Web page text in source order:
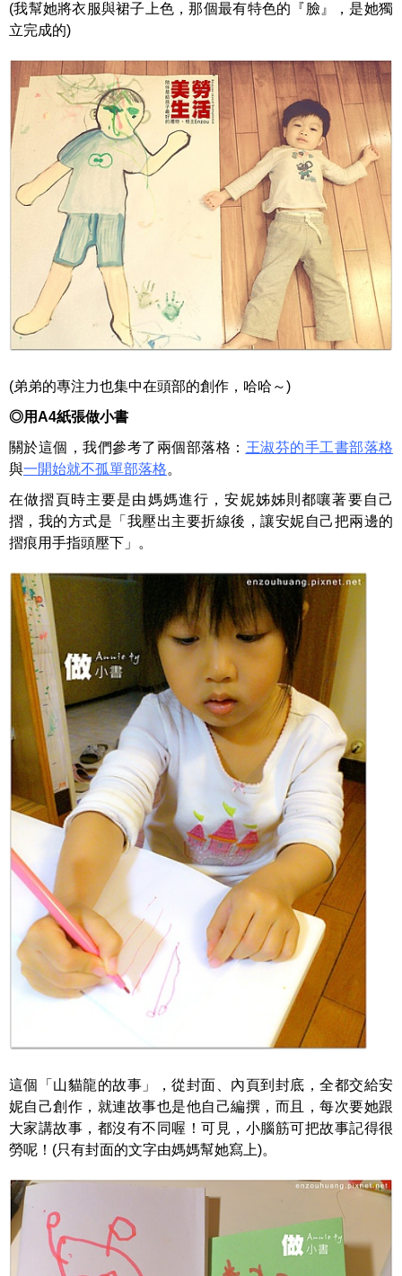
(我幫她將衣服與裙子上色，那個最有特色的『臉』，是她獨
立完成的)
(弟弟的專注力也集中在頭部的創作，哈哈～)
◎用A4紙張做小書
關於這個，我們參考了兩個部落格： 王淑芬的手工書部落格
與一開始就不孤單部落格。
在做摺頁時主要是由媽媽進行，安妮姊姊則都嚷著要自己
摺，我的方式是「我壓出主要折線後，讓安妮自己把兩邊的
摺痕用手指頭壓下」。
這個「山貓龍的故事」，從封面、內頁到封底，全都交給安
妮自己創作，就連故事也是他自己編撰，而且，每次要她跟
大家講故事，都沒有不同喔！可見，小腦筋可把故事記得很
勞呢！ (只有封面的文字由媽媽幫她寫上)。